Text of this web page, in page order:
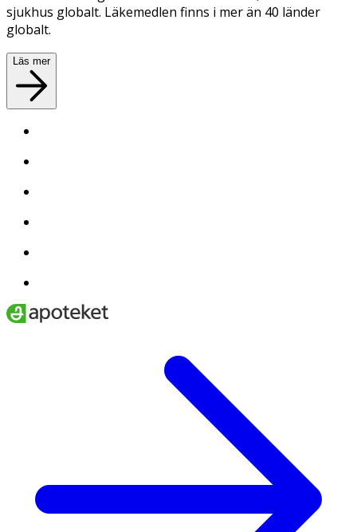
sjukhus globalt. Läkemedlen finns i mer än 40 länder
globalt.
Läs mer